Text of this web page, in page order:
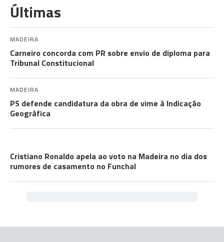
Últimas
MADEIRA
Carneiro concorda com PR sobre envio de diploma para
Tribunal Constitucional
MADEIRA
PS defende candidatura da obra de vime à Indicação
Geográfica
Cristiano Ronaldo apela ao voto na Madeira no dia dos
rumores de casamento no Funchal